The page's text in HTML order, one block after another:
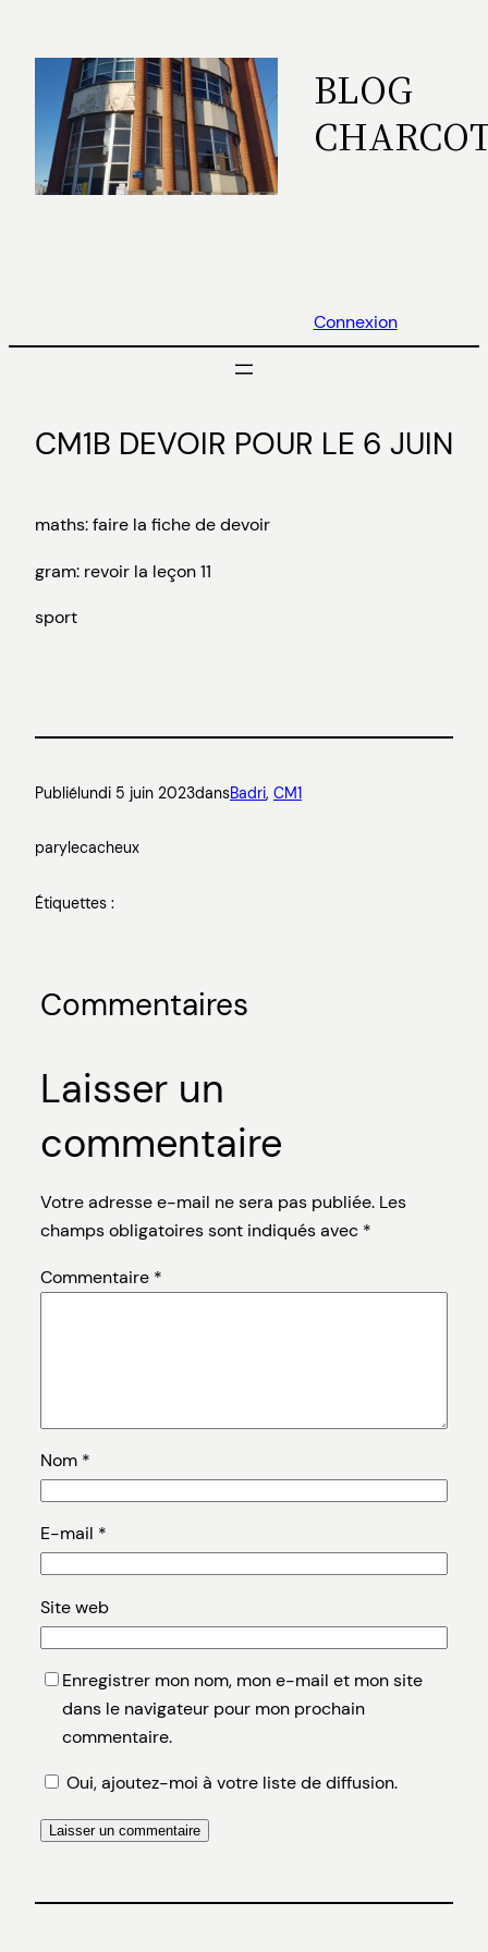
contenu
BLOG
Connexion
CM1B DEVOIR POUR LE 6 JUIN
maths: faire la fiche de devoir
gram: revoir la leçon 11
sport
Publiélundi 5 juin 2023dansBadri, CM1
parylecacheux
Étiquettes :
Commentaires
Laisser un
commentaire
Votre adresse e-mail ne sera pas publiée. Les
champs obligatoires sont indiqués avec *
Commentaire *
Nom *
E-mail *
Site web
Enregistrer mon nom, mon e-mail et mon site
dans le navigateur pour mon prochain
commentaire.
Oui, ajoutez-moi à votre liste de diffusion.